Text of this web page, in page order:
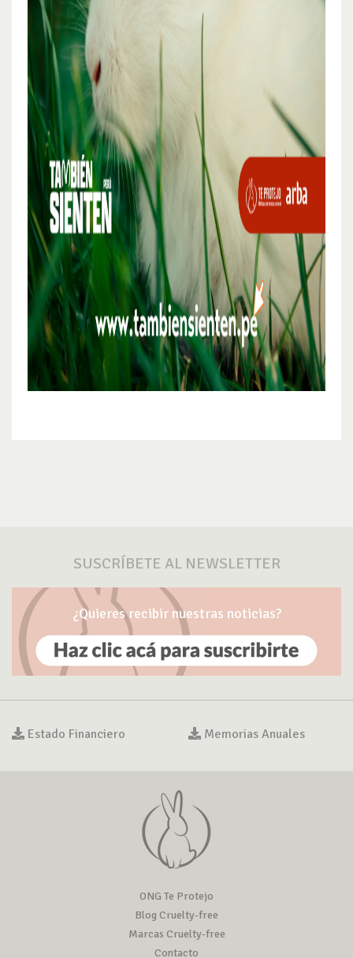
SUSCRÍBETE AL NEWSLETTER
¿Quieres recibir nuestras noticias?
Estado Financiero Memorias Anuales
ONG Te Protejo
Blog Cruelty-free
Marcas Cruelty-free
Contacto